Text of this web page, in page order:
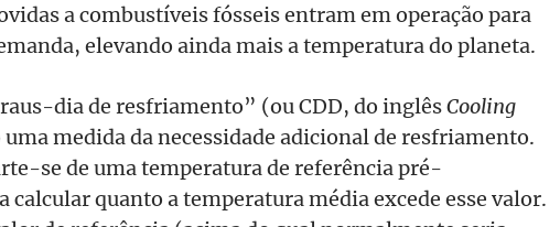
a combustíveis fósseis entram em operação para
elevando ainda mais a temperatura do planeta.
dia de resfriamento” (ou CDD, do inglêsCooling
uma medida da necessidade adicional de resfriamento.
se de uma temperatura de referência pré-
calcular quanto a temperatura média excede esse valor.